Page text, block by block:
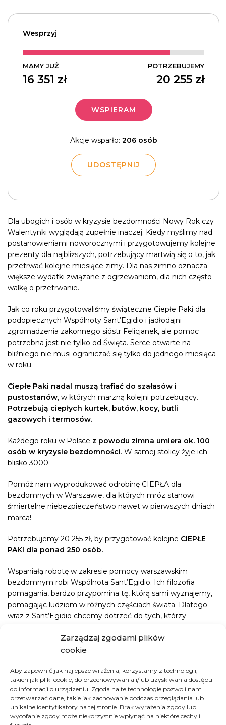
Zarządzaj zgodami plików
cookie
Aby zapewnić jak najlepsze wrażenia, korzystamy z technologii,
takich jak pliki cookie, do przechowywania i/lub uzyskiwania dostępu
do informacji o urządzeniu. Zgoda na te technologie pozwoli nam
przetwarzać dane, takie jak zachowanie podczas przeglądania lub
unikalne identyfikatory na tej stronie. Brak wyrażenia zgody lub
wycofanie zgody może niekorzystnie wpłynąć na niektóre cechy i
Wesprzyj
MAMY JUŻ
16 351 zł
POTRZEBUJEMY
20 255 zł
WSPIERAM
Akcje wsparło: 206 osób
UDOSTĘPNIJ
Dla ubogich i osób w kryzysie bezdomności Nowy Rok czy
Walentynki wyglądają zupełnie inaczej. Kiedy myślimy nad
postanowieniami noworocznymi i przygotowujemy kolejne
prezenty dla najbliższych, potrzebujący martwią się o to, jak
przetrwać kolejne miesiące zimy. Dla nas zimno oznacza
większe wydatki związane z ogrzewaniem, dla nich często
walkę o przetrwanie.
Jak co roku przygotowaliśmy świąteczne Ciepłe Paki dla
podopiecznych Wspólnoty Sant’Egidio i jadłodajni
zgromadzenia zakonnego sióstr Felicjanek, ale pomoc
potrzebna jest nie tylko od Święta. Serce otwarte na
bliźniego nie musi ograniczać się tylko do jednego miesiąca
w roku.
Ciepłe Paki nadal muszą trafiać do szałasów i
pustostanów, w których marzną kolejni potrzebujący.
Potrzebują ciepłych kurtek, butów, kocy, butli
gazowych i termosów.
Każdego roku w Polsce z powodu zimna umiera ok. 100
osób w kryzysie bezdomności. W samej stolicy żyje ich
blisko 3000.
Pomóż nam wyprodukować odrobinę CIEPŁA dla
bezdomnych w Warszawie, dla których mróz stanowi
śmiertelne niebezpieczeństwo nawet w pierwszych dniach
marca!
Potrzebujemy 20 255 zł, by przygotować kolejne CIEPŁE
PAKI dla ponad 250 osób.
Wspaniałą robotę w zakresie pomocy warszawskim
bezdomnym robi Wspólnota Sant’Egidio. Ich filozofia
pomagania, bardzo przypomina tę, którą sami wyznajemy,
pomagając ludziom w różnych częściach świata. Dlatego
wraz z Sant’Egidio chcemy dotrzeć do tych, którzy
najbardziej potrzebują wsparcia. Nie rozwiążemy wszystkich
problemów, ale możemy przynajmniej kupić czas, który
będzie dla kogoś decydujący, żeby te problemy rozwiązać.
U nas nie ma małych darowizn. Nieważne, czy możesz
ufundować cały pakiet za 175 zł czy choćby jedną
sznurówkę za 5 zł –ratujesz życie człowiekowi. Nie tylko
od Święta.